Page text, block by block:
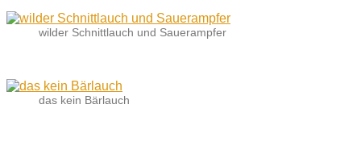
wilder Schnittlauch und Sauerampfer
das kein Bärlauch